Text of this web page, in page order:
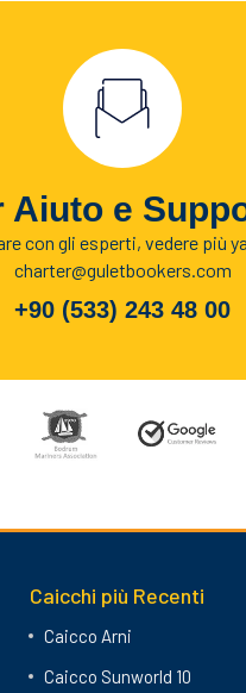
Aiuto e
con gli esperti, vedere più
charter@guletbookers.com
+90 (533) 243 48 00
Caicchi più Recenti
Caicco Arni
Caicco Sunworld 10